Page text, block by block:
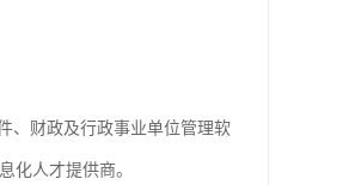
、财政及行政事业单位管理软
化人才提供商。